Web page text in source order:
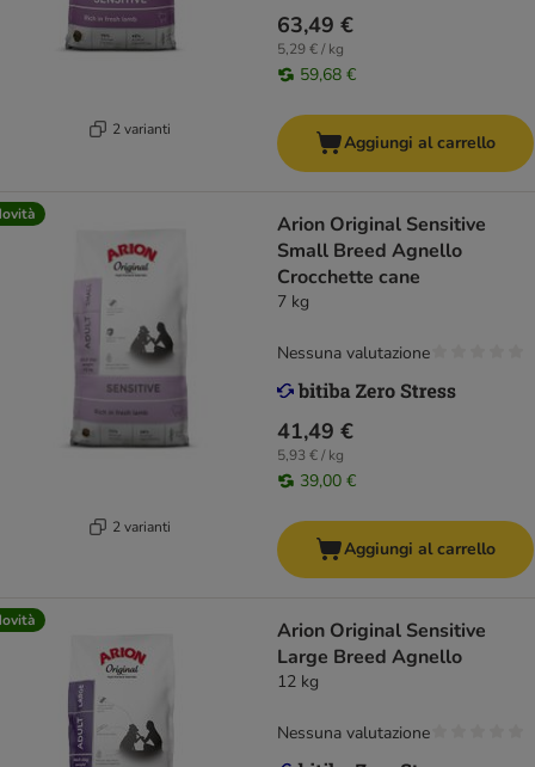
2 varianti
63,49 €
5,29 € / kg
59,68 €
Aggiungi al carrello
2 varianti
Arion Original Sensitive
Small Breed Agnello
Crocchette cane
7 kg
41,49 €
5,93 € / kg
39,00 €
Nessuna valutazione
Aggiungi al carrello
Arion Original Sensitive
Large Breed Agnello
12 kg
Nessuna valutazione